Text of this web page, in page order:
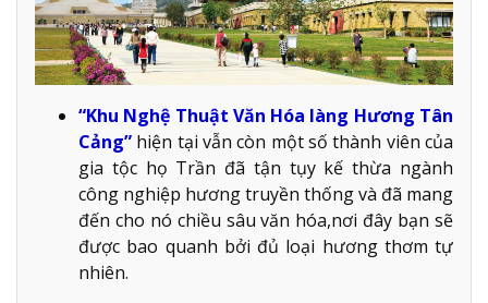
“Khu Nghệ Thuật Văn Hóa làng Hương Tân
Cảng” hiện tại vẫn còn một số thành viên của
gia tộc họ Trần đã tận tụy kế thừa ngành
công nghiệp hương truyền thống và đã mang
đến cho nó chiều sâu văn hóa,nơi đây bạn sẽ
được bao quanh bởi đủ loại hương thơm tự
nhiên.